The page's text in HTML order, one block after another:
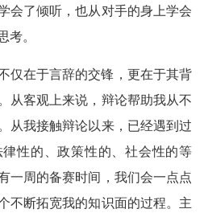
会了倾听，也从对手的身上学会
考。
仅在于言辞的交锋，更在于其背
从客观上来说，辩论帮助我从不
从我接触辩论以来，已经遇到过
性的、政策性的、社会性的等
一周的备赛时间，我们会一点点
不断拓宽我的知识面的过程。主